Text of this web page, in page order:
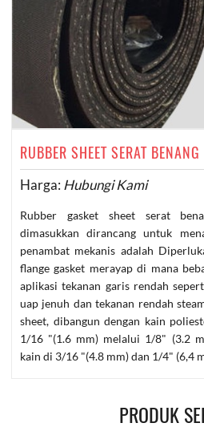
RUBBER SHEET SERAT BENANG
Harga: Hubungi Kami
Rubber gasket sheet serat
dimasukkan dirancang untuk
penambat mekanis adalah
flange gasket merayap di mana
aplikasi tekanan garis rendah
uap jenuh dan tekanan rendah
sheet, dibangun dengan kain
1/16 "(1.6 mm) melalui 1/8" (3.2
kain di 3/16 "(4.8 mm) dan 1/4" (6,4
PRODUK